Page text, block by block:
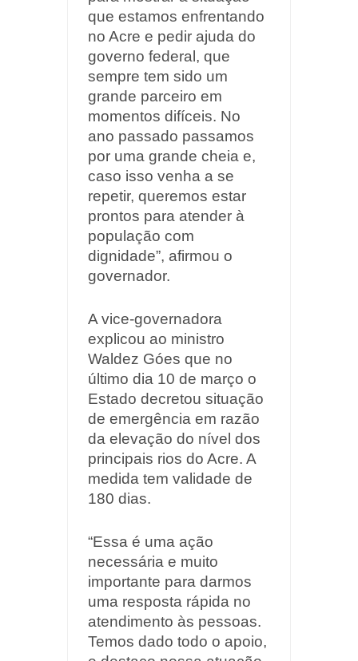
que estamos enfrentando
no Acre e pedir ajuda do
governo federal, que
sempre tem sido um
grande parceiro em
momentos difíceis. No
ano passado passamos
por uma grande cheia e,
caso isso venha a se
repetir, queremos estar
prontos para atender à
população com
dignidade”, afirmou o
governador.
A vice-governadora
explicou ao ministro
Waldez Góes que no
último dia 10 de março o
Estado decretou situação
de emergência em razão
da elevação do nível dos
principais rios do Acre. A
medida tem validade de
180 dias.
“Essa é uma ação
necessária e muito
importante para darmos
uma resposta rápida no
atendimento às pessoas.
Temos dado todo o apoio,